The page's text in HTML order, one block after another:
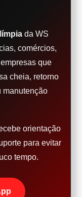
da WS
comércios,
que
cheia, retorno
manutenção
orientação
para evitar
tempo.